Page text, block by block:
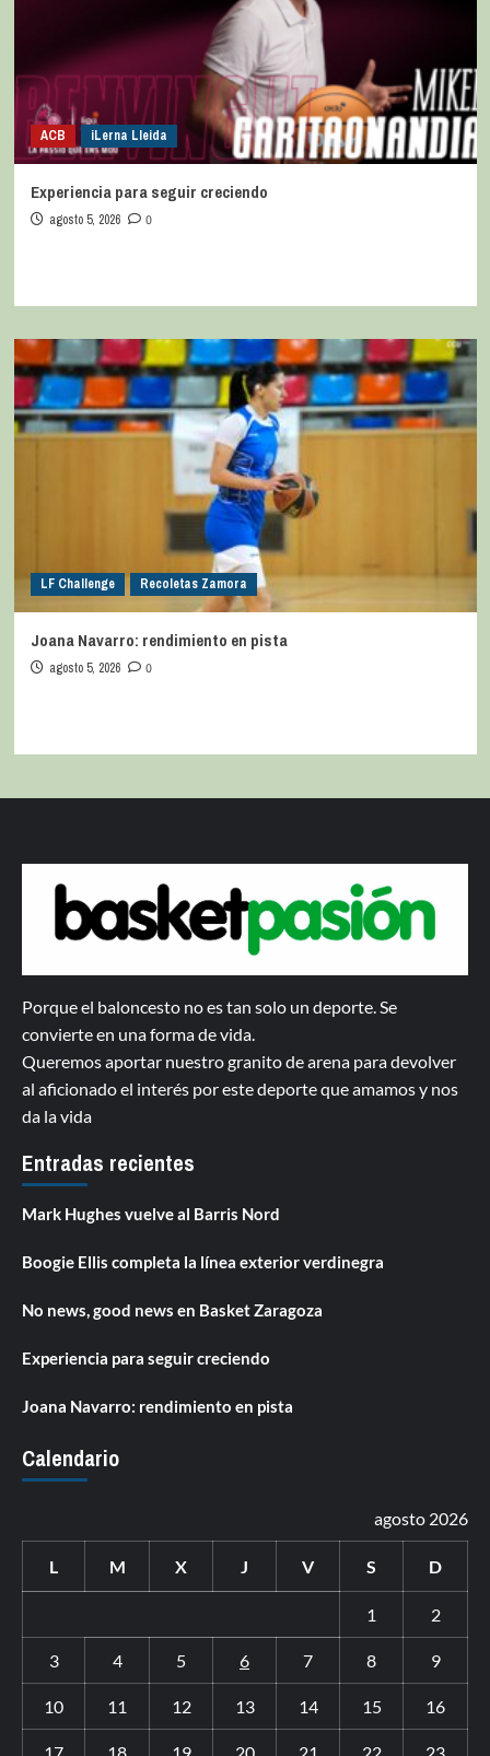
ACB iLerna Lleida
Experiencia para seguir creciendo
agosto 5, 2026 0
LF Challenge Recoletas Zamora
Joana Navarro: rendimiento en pista
agosto 5, 2026 0
Porque el baloncesto no es tan solo un deporte. Se
convierte en una forma de vida.
Queremos aportar nuestro granito de arena para devolver
al aficionado el interés por este deporte que amamos y nos
da la vida
Entradas recientes
Mark Hughes vuelve al Barris Nord
Boogie Ellis completa la línea exterior verdinegra
No news, good news en Basket Zaragoza
Experiencia para seguir creciendo
Joana Navarro: rendimiento en pista
Calendario
agosto 2026
L M X J V S D
1 2
3 4 5 6 7 8 9
10 11 12 13 14 15 16